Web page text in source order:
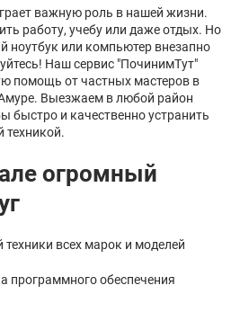
важную роль в нашей жизни.
работу, учебу или даже отдых. Но
ноутбук или компьютер внезапно
Наш сервис "ПочинимТут"
помощь от частных мастеров в
Выезжаем в любой район
быстро и качественно устранить
огромный
всех марок и моделей
программного обеспечения